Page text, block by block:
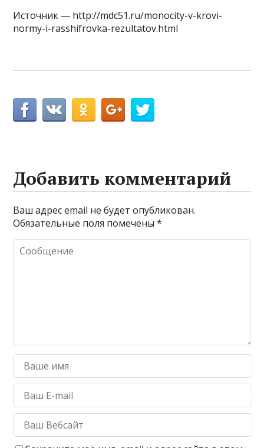
Источник — http://mdc51.ru/monocity-v-krovi-
normy-i-rasshifrovka-rezultatov.html
Добавить комментарий
Ваш адрес email не будет опубликован.
Обязательные поля помечены*